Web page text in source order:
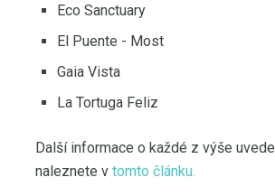
Eco Sanctuary
El Puente - Most
Gaia Vista
La Tortuga Feliz
Další informace o každé z výše
naleznete v tomto článku.